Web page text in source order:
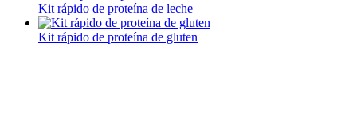
Kit rápido de proteína de leche
Kit rápido de proteína de gluten